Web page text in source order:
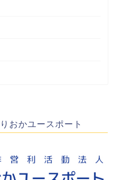
おかユースポート